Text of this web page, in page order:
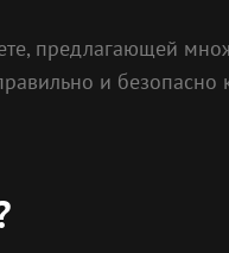
предлагающей
и